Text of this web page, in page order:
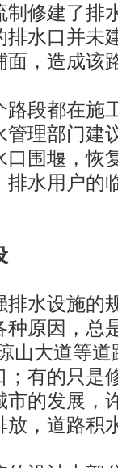
修建了排
水口并未
，造成该
段都在施
理部门建
围堰，恢
水用户的
水设施的
原因，总
山大道等
有的只是
的发展，
放，道路积